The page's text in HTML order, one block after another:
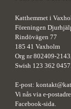
Katthemmet i
Föreningen
Rindövägen 77
185 41 Vaxholm
Org nr 802409-
Swish 123 362 0457.
E-post:
Vi nås via e-
Facebook-sida.